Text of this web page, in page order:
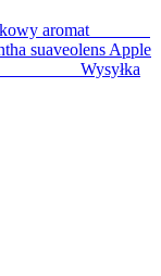
aromat
Apple